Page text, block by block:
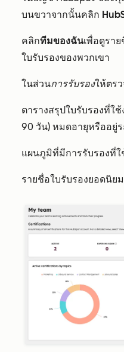
บนขวาจากนั้นคลิก
คลิกทีมของฉันเพื่อดูรา
ใบรับรองของพวกเขา
ในส่วนการรับรองให้ตร
ตารางสรุปใบรับรองที่ใ
90 วัน) หมดอายุหรืออยู่
แผนภูมิที่มีการรับรองที่
รายชื่อใบรับรองยอดนิยม